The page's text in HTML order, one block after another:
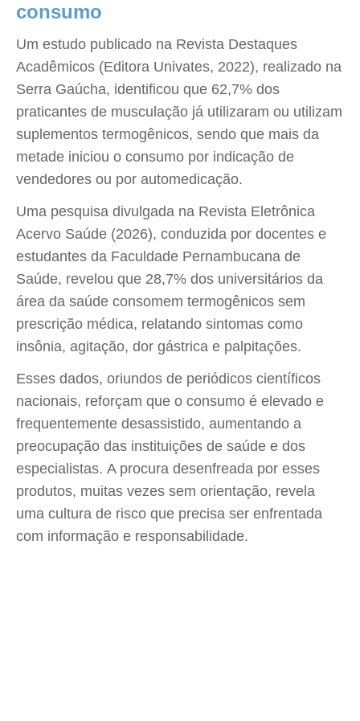
consumo
Um estudo publicado na Revista Destaques
Acadêmicos (Editora Univates, 2022), realizado na
Serra Gaúcha, identificou que 62,7% dos
praticantes de musculação já utilizaram ou utilizam
suplementos termogênicos, sendo que mais da
metade iniciou o consumo por indicação de
vendedores ou por automedicação.
Uma pesquisa divulgada na Revista Eletrônica
Acervo Saúde (2026), conduzida por docentes e
estudantes da Faculdade Pernambucana de
Saúde, revelou que 28,7% dos universitários da
área da saúde consomem termogênicos sem
prescrição médica, relatando sintomas como
insônia, agitação, dor gástrica e palpitações.
Esses dados, oriundos de periódicos científicos
nacionais, reforçam que o consumo é elevado e
frequentemente desassistido, aumentando a
preocupação das instituições de saúde e dos
especialistas. A procura desenfreada por esses
produtos, muitas vezes sem orientação, revela
uma cultura de risco que precisa ser enfrentada
com informação e responsabilidade.